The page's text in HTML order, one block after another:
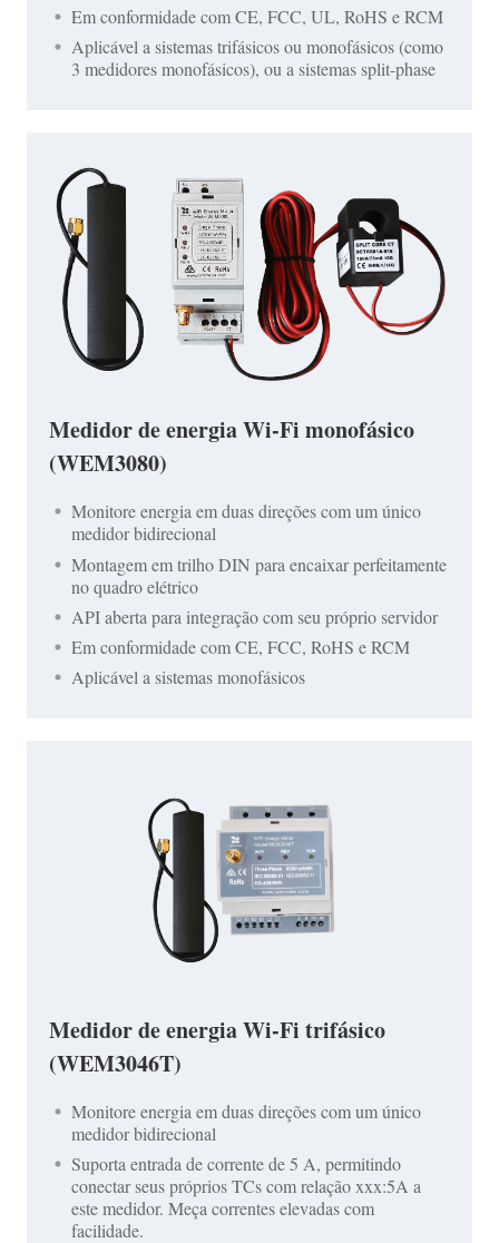
Em conformidade com CE, FCC, UL, RoHS e RCM
Aplicável a sistemas trifásicos ou monofásicos (como
3 medidores monofásicos), ou a sistemas split-phase
Medidor de energia Wi-Fi monofásico
(WEM3080)
Monitore energia em duas direções com um único
medidor bidirecional
Montagem em trilho DIN para encaixar perfeitamente
no quadro elétrico
API aberta para integração com seu próprio servidor
Em conformidade com CE, FCC, RoHS e RCM
Aplicável a sistemas monofásicos
Medidor de energia Wi-Fi trifásico
(WEM3046T)
Monitore energia em duas direções com um único
medidor bidirecional
Suporta entrada de corrente de 5 A, permitindo
conectar seus próprios TCs com relação xxx:5A a
este medidor. Meça correntes elevadas com
facilidade.